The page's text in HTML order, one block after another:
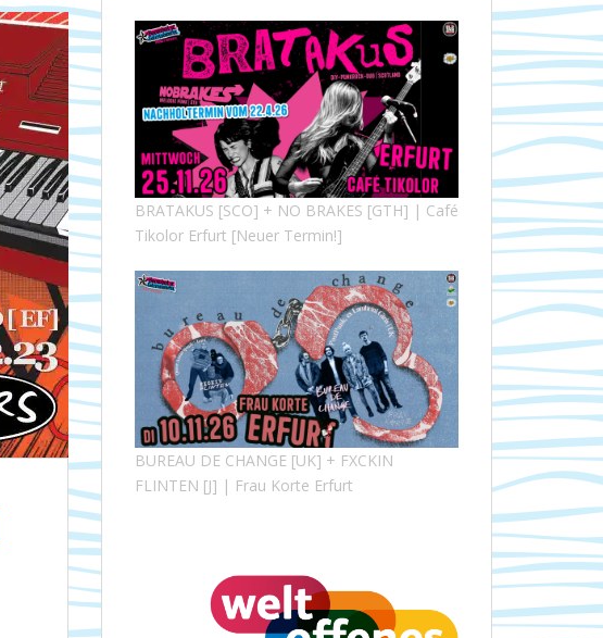
BRATAKUS [SCO] + NO BRAKES [GTH] | Café
Tikolor Erfurt [Neuer Termin!]
BUREAU DE CHANGE [UK] + FXCKIN
FLINTEN [J] | Frau Korte Erfurt